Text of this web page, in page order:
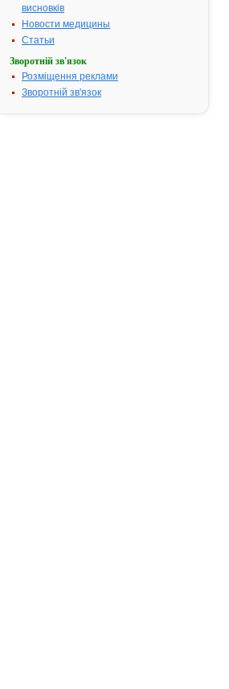
висновків
Новости медицины
Статьи
Зворотній зв'язок
Розміщення реклами
Зворотній зв'язок